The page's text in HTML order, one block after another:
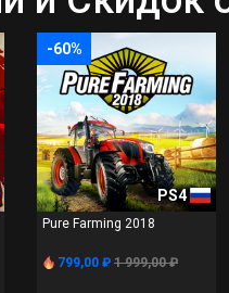
-60%
PS4
Pure Farming 2018
799,00 ₽ 1 999,00 ₽